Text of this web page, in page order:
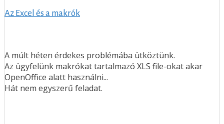
Az Excel és a makrók
A múlt héten érdekes problémába ütköztünk.
Az ügyfelünk makrókat tartalmazó XLS file-okat akar
OpenOffice alatt használni...
Hát nem egyszerű feladat.